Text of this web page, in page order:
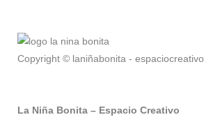
Copyright © laniñabonita - espaciocreativo
La Niña Bonita – Espacio Creativo